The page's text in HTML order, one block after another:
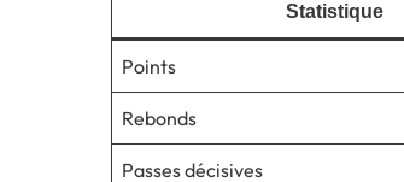
Statistique
Points
Rebonds
Passes décisives